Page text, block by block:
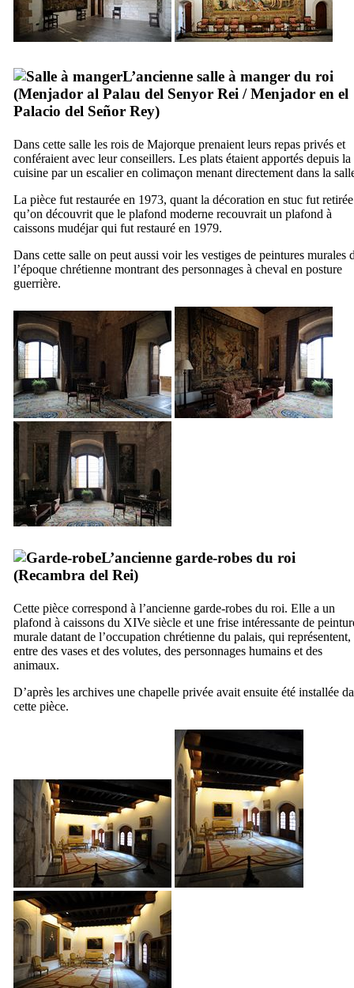
L’ancienne salle à manger du roi
(Menjador al Palau del Senyor Rei /Menjador en el
Palacio del Señor Rey)
Dans cette salle les rois de Majorque prenaient leurs repas privés et
conféraient avec leur conseillers. Les plats étaient apportés depuis la
cuisine par un escalier en colimaçon menant directement dans la
La pièce fut restaurée en 1973, quant la décoration en stuc fut
qu’on découvrit que le plafond moderne recouvrait un plafond à
caissons mudéjar qui fut restauré en 1979.
Dans cette salle on peut aussi voir les vestiges de peintures murales
l’époque chrétienne montrant des personnages à cheval en posture
guerrière.
L’ancienne garde-robes du roi
(Recambra del Rei)
Cette pièce correspond à l’ancienne garde-robes du roi. Elle a un
plafond à caissons du XIVe siècle et une frise intéressante de
murale datant de l’occupation chrétienne du palais, qui représentent,
entre des vases et des volutes, des personnages humains et des
animaux.
D’après les archives une chapelle privée avait ensuite été installée
cette pièce.